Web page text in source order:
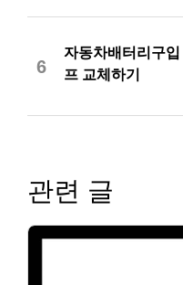
6
자동차배터리구
프 교체하기
관련 글